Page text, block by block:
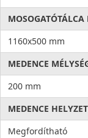
MOSOGATÓTÁLCA
1160x500 mm
MEDENCE
200 mm
MEDENCE
Megfordítható